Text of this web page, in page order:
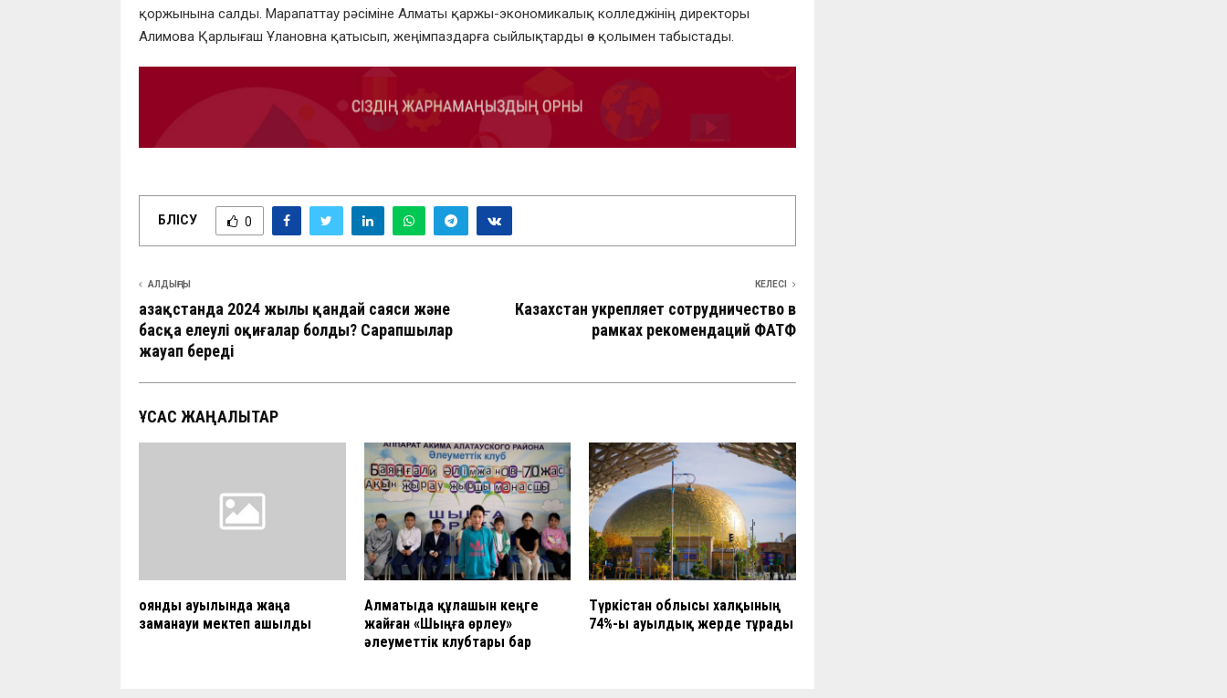
қоржынына салды. Марапаттау рәсіміне Алматы қаржы-экономикалық колледжінің директоры
Алимова Қарлығаш Ұлановна қатысып, жеңімпаздарға сыйлықтарды өз қолымен табыстады.
БӨЛІСУ 0
АЛДЫҢҒЫ
Қазақстанда 2024 жылы қандай саяси және
басқа елеулі оқиғалар болды? Сарапшылар
жауап береді
КЕЛЕСІ
Казахстан укрепляет сотрудничество в
рамках рекомендаций ФАТФ
ҰҚСАС ЖАҢАЛЫҚТАР
Қоянды ауылында жаңа
заманауи мектеп ашылды
Алматыда құлашын кеңге
жайған «Шыңға өрлеу»
әлеуметтік клубтары бар
Түркістан облысы халқының
74%-ы ауылдық жерде тұрады